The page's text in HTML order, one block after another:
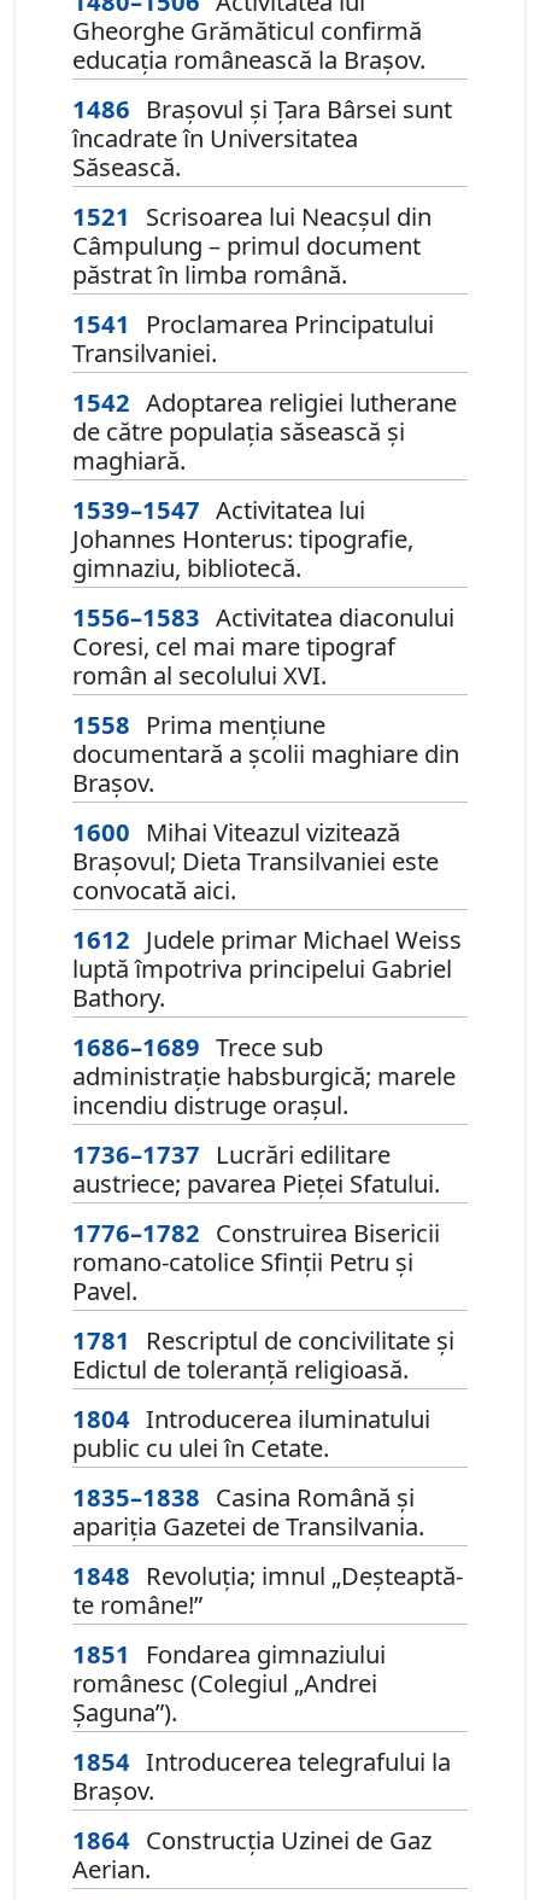
Gheorghe Grămăticul confirmă
educația românească la Brașov.
1486 Brașovul și Țara Bârsei sunt
încadrate în Universitatea
Săsească.
1521
Scrisoarea lui Neacșul din
Câmpulung – primul document
păstrat în limba română.
1541
Proclamarea Principatului
Transilvaniei.
1542 Adoptarea religiei lutherane
de către populația săsească și
maghiară.
1539–1547 Activitatea lui
Johannes Honterus: tipografie,
gimnaziu, bibliotecă.
1556–1583 Activitatea diaconului
Coresi, cel mai mare tipograf
român al secolului XVI.
1558 Prima mențiune
documentară a școlii maghiare din
Brașov.
1600 Mihai Viteazul vizitează
Brașovul; Dieta Transilvaniei este
convocată aici.
1612 Judele primar Michael Weiss
luptă împotriva principelui Gabriel
Bathory.
1686–1689 Trece sub
administrație habsburgică; marele
incendiu distruge orașul.
1736–1737 Lucrări edilitare
austriece; pavarea Pieței Sfatului.
1776–1782 Construirea Bisericii
romano-catolice Sfinții Petru și
Pavel.
1781
Rescriptul de concivilitate și
Edictul de toleranță religioasă.
1804 Introducerea iluminatului
public cu ulei în Cetate.
1835–1838 Casina Română și
apariția Gazetei de Transilvania.
1848 Revoluția; imnul „Deșteaptă-
te române!”
1851
Fondarea gimnaziului
românesc (Colegiul „Andrei
Șaguna”).
1854 Introducerea telegrafului la
Brașov.
1864 Construcția Uzinei de Gaz
Aerian.